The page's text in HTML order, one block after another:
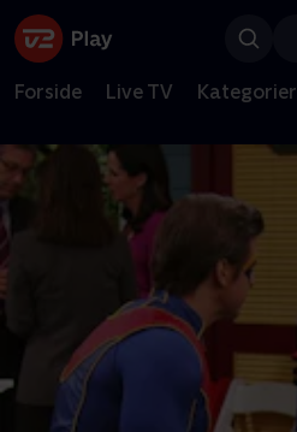
Forside Live TV Kategorier